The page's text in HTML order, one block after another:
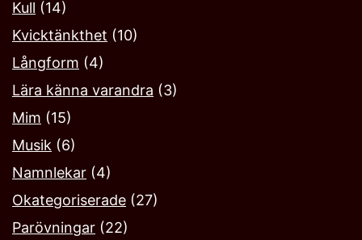
Kull (14)
Kvicktänkthet (10)
Långform (4)
Lära känna varandra (3)
Mim (15)
Musik (6)
Namnlekar‎ (4)
Okategoriserade (27)
Parövningar (22)